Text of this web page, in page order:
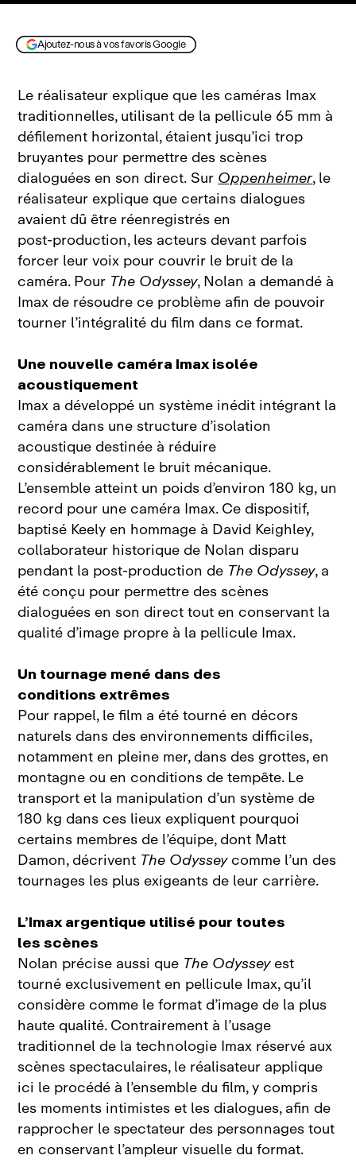
Ajoutez-nous à vos favoris Google
Le réalisateur explique que les caméras Imax
traditionnelles, utilisant de la pellicule 65 mm à
défilement horizontal, étaient jusqu’ici trop
bruyantes pour permettre des scènes
dialoguées en son direct. SurOppenheimer, le
réalisateur explique que certains dialogues
avaient dû être réenregistrés en
post‑production, les acteurs devant parfois
forcer leur voix pour couvrir le bruit de la
caméra. Pour The Odyssey, Nolan a demandé à
Imax de résoudre ce problème afin de pouvoir
tourner l’intégralité du film dans ce format.
Une nouvelle caméra Imax isolée
acoustiquement
Imax a développé un système inédit intégrant la
caméra dans une structure d’isolation
acoustique destinée à réduire
considérablement le bruit mécanique.
L’ensemble atteint un poids d’environ 180 kg, un
record pour une caméra Imax. Ce dispositif,
baptisé Keely en hommage à David Keighley,
collaborateur historique de Nolan disparu
pendant la post‑production de The Odyssey, a
été conçu pour permettre des scènes
dialoguées en son direct tout en conservant la
qualité d’image propre à la pellicule Imax.
Un tournage mené dans des
conditions extrêmes
Pour rappel, le film a été tourné en décors
naturels dans des environnements difficiles,
notamment en pleine mer, dans des grottes, en
montagne ou en conditions de tempête. Le
transport et la manipulation d’un système de
180 kg dans ces lieux expliquent pourquoi
certains membres de l’équipe, dont Matt
Damon, décrivent The Odysseycomme l’un des
tournages les plus exigeants de leur carrière.
L’Imax argentique utilisé pour toutes
les scènes
Nolan précise aussi que The Odysseyest
tourné exclusivement en pellicule Imax, qu’il
considère comme le format d’image de la plus
haute qualité. Contrairement à l’usage
traditionnel de la technologie Imax réservé aux
scènes spectaculaires, le réalisateur applique
ici le procédé à l’ensemble du film, y compris
les moments intimistes et les dialogues, afin de
rapprocher le spectateur des personnages tout
en conservant l’ampleur visuelle du format.